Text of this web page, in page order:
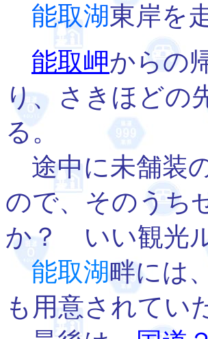
能取湖東岸を
能取岬からの
り、さきほどの
る。
途中に未舗装
ので、そのうち
か？ いい観光
能取湖畔には
も用意されてい